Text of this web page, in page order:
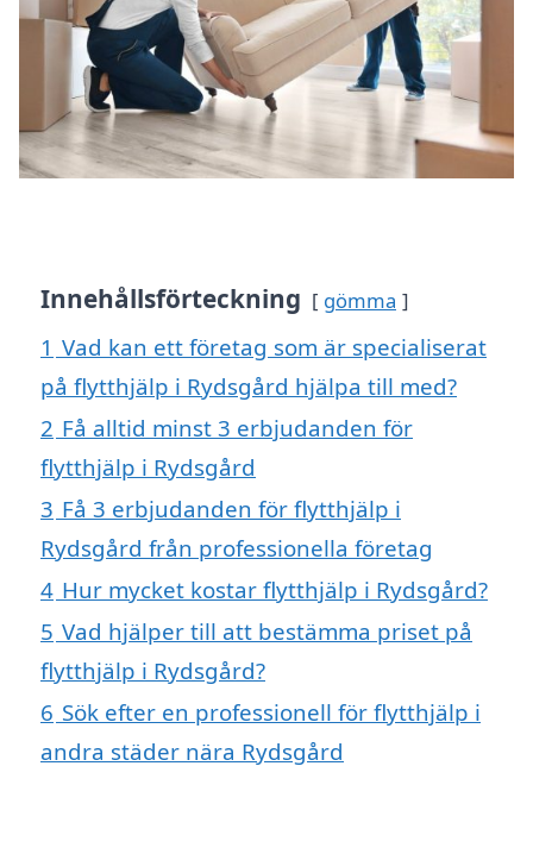
Innehållsförteckning gömma
1 Vad kan ett företag som är specialiserat
på flytthjälp i Rydsgård hjälpa till med?
2 Få alltid minst 3 erbjudanden för
flytthjälp i Rydsgård
3 Få 3 erbjudanden för flytthjälp i
Rydsgård från professionella företag
4 Hur mycket kostar flytthjälp i Rydsgård?
5 Vad hjälper till att bestämma priset på
flytthjälp i Rydsgård?
6 Sök efter en professionell för flytthjälp i
andra städer nära Rydsgård